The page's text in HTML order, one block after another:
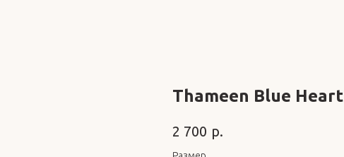
Thameen Blue Heart
2 700 р.